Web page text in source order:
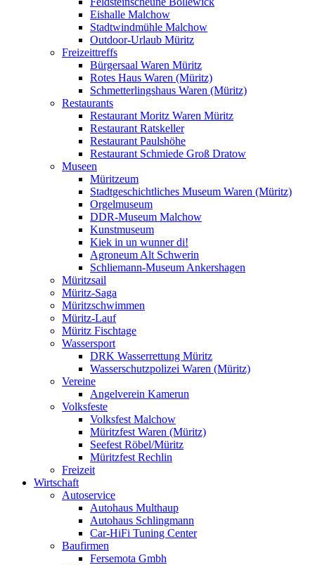
Eishalle Malchow
Stadtwindmühle Malchow
Outdoor-Urlaub Müritz
Freizeittreffs
Bürgersaal Waren Müritz
Rotes Haus Waren (Müritz)
Schmetterlingshaus Waren (Müritz)
Restaurants
Restaurant Moritz Waren Müritz
Restaurant Ratskeller
Restaurant Paulshöhe
Restaurant Schmiede Groß Dratow
Museen
Müritzeum
Stadtgeschichtliches Museum Waren (Müritz)
Orgelmuseum
DDR-Museum Malchow
Kunstmuseum
Kiek in un wunner di!
Agroneum Alt Schwerin
Schliemann-Museum Ankershagen
Müritzsail
Müritz-Saga
Müritzschwimmen
Müritz-Lauf
Müritz Fischtage
Wassersport
DRK Wasserrettung Müritz
Wasserschutzpolizei Waren (Müritz)
Vereine
Angelverein Kamerun
Volksfeste
Volksfest Malchow
Müritzfest Waren (Müritz)
Seefest Röbel/Müritz
Müritzfest Rechlin
Freizeit
Wirtschaft
Autoservice
Autohaus Multhaup
Autohaus Schlingmann
Car-HiFi Tuning Center
Baufirmen
Fersemota Gmbh